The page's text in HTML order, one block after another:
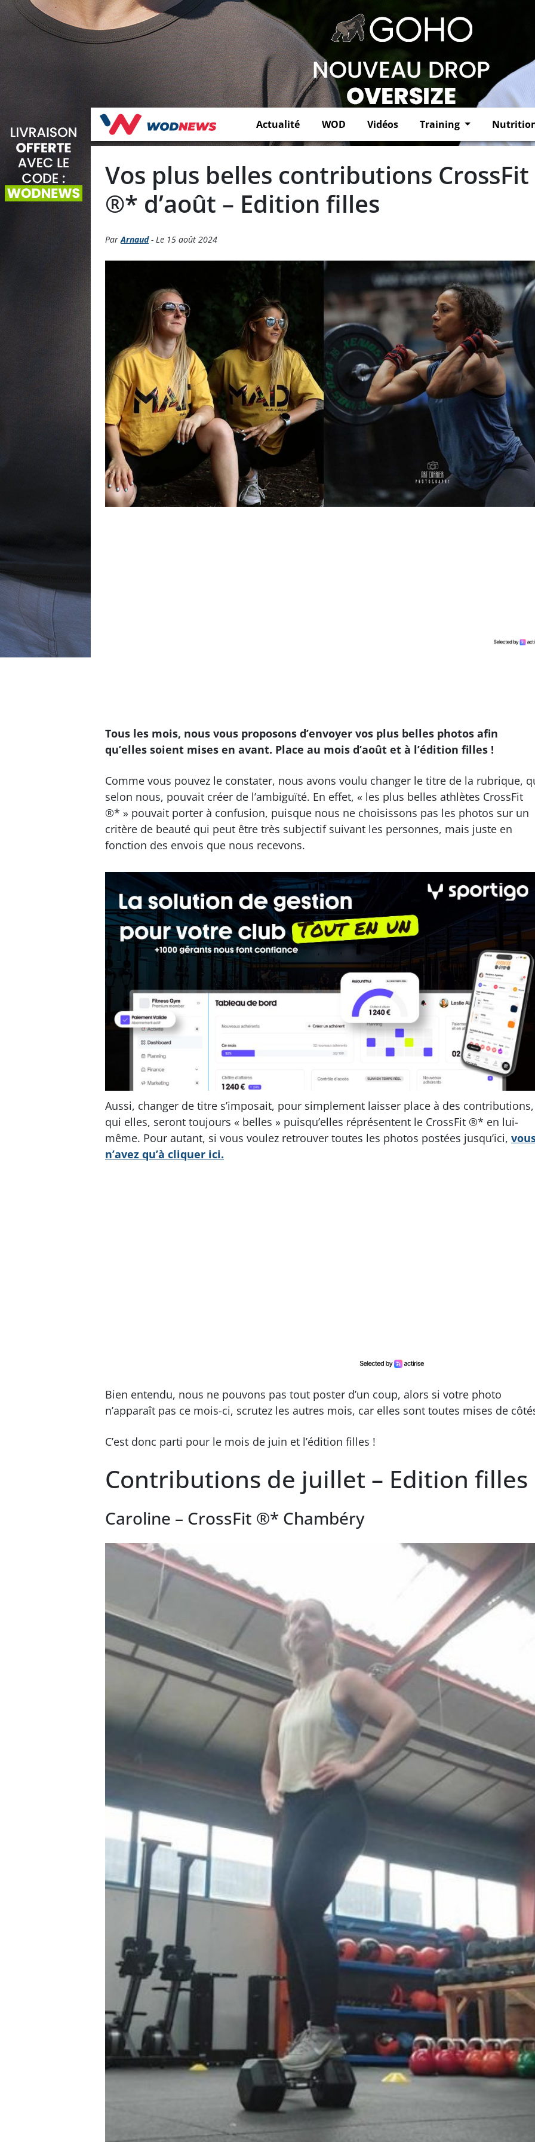
Actualité WOD Vidéos Training
Vos plus belles contributions CrossFit
®* d’août – Edition filles
ParArnaud- Le 15 août 2024
Tous les mois, nous vous proposons d’envoyer vos plus belles photos afin
qu’elles soient mises en avant. Place au mois d’août et à l’édition filles !
Comme vous pouvez le constater, nous avons voulu changer le titre de la rubrique,
selon nous, pouvait créer de l’ambiguïté. En effet, « les plus belles athlètes CrossFit
®* » pouvait porter à confusion, puisque nous ne choisissons pas les photos sur un
critère de beauté qui peut être très subjectif suivant les personnes, mais juste en
fonction des envois que nous recevons.
Aussi, changer de titre s’imposait, pour simplement laisser place à des contributions,
qui elles, seront toujours « belles » puisqu’elles réprésentent le CrossFit ®* en lui-
même. Pour autant, si vous voulez retrouver toutes les photos postées jusqu’ici,
n’avez qu’à cliquer ici.
Bien entendu, nous ne pouvons pas tout poster d’un coup, alors si votre photo
n’apparaît pas ce mois-ci, scrutez les autres mois, car elles sont toutes mises de
C’est donc parti pour le mois de juin et l’édition filles !
Contributions de juillet – Edition filles
Caroline – CrossFit ®* Chambéry